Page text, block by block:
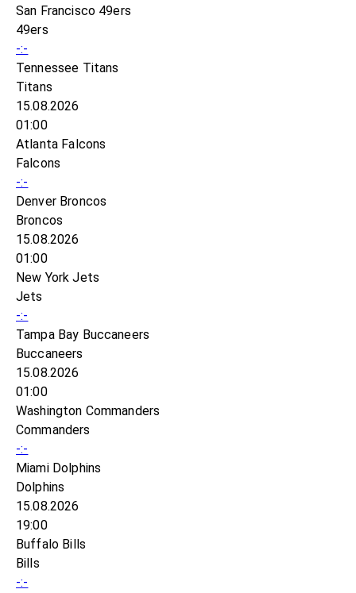
San Francisco 49ers
49ers
-:-
Tennessee Titans
Titans
15.08.2026
01:00
Atlanta Falcons
Falcons
-:-
Denver Broncos
Broncos
15.08.2026
01:00
New York Jets
Jets
-:-
Tampa Bay Buccaneers
Buccaneers
15.08.2026
01:00
Washington Commanders
Commanders
-:-
Miami Dolphins
Dolphins
15.08.2026
19:00
Buffalo Bills
Bills
-:-